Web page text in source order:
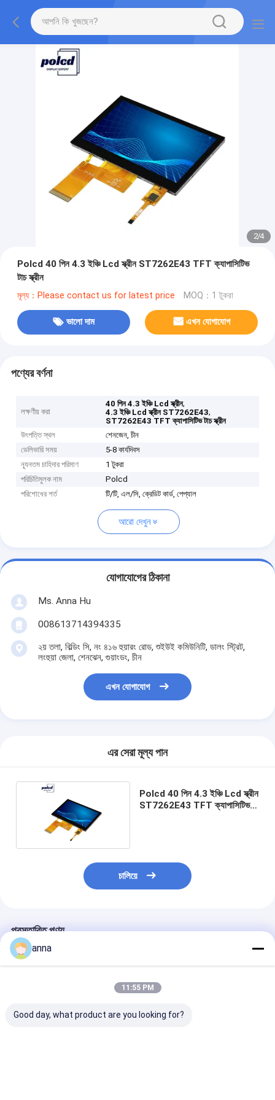
2/4
Polcd 40 পিন 4.3 ইঞ্চি Lcd স্ক্রীন ST7262E43 TFT ক্যাপাসিটিভ
টাচ স্ক্রীন
মূল্য：Please contact us for latest price MOQ：1 টুকরা
ভালো দাম এখন যোগাযোগ
পণ্যের বর্ণনা
লক্ষণীয় করা
40 পিন 4.3 ইঞ্চি Lcd স্ক্রীন,
4.3 ইঞ্চি Lcd স্ক্রীন ST7262E43,
ST7262E43 TFT ক্যাপাসিটিভ টাচ স্ক্রীন
উৎপত্তি স্থল
শেনজেন, চীন
ডেলিভারি সময়
5-8 কার্যদিবস
ন্যূনতম চাহিদার পরিমাণ
1 টুকরা
পরিচিতিমুলক নাম
Polcd
পরিশোধের শর্ত
টি/টি, এল/সি, ক্রেডিট কার্ড, পেপ্যাল
আরো দেখুন
যোগাযোগের ঠিকানা
Ms. Anna Hu
008613714394335
২য় তলা, বিল্ডিং সি, নং ৪১৬ হুয়ারং রোড, শুইউই কমিউনিটি, ডালং স্ট্রিট,
লংহুয়া জেলা, শেনঝেন, গুয়াংডং, চীন
এখন যোগাযোগ
এর সেরা মূল্য পান
Polcd 40 পিন 4.3 ইঞ্চি Lcd স্ক্রীন
ST7262E43 TFT ক্যাপাসিটিভ
চালিয়ে
প্রস্তাবিত পণ্য
anna
11:55 PM
Good day, what product are you looking for?